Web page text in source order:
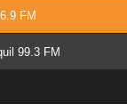
FM
99.3 FM